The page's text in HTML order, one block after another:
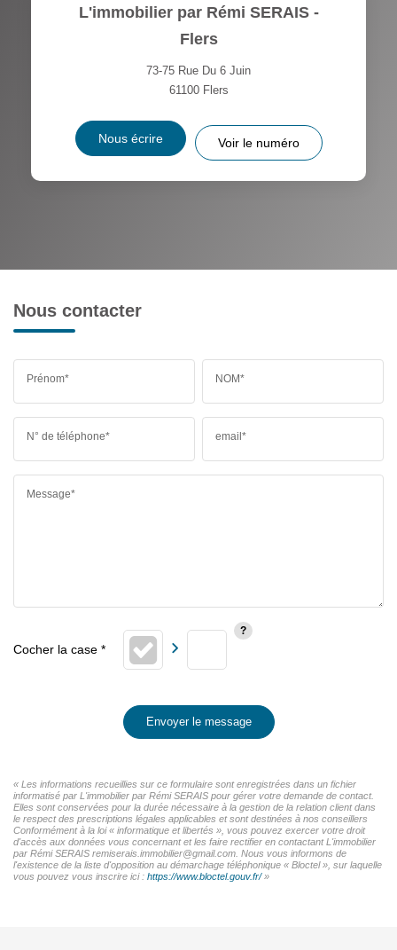
L'immobilier par Rémi SERAIS -
Flers
73-75 Rue Du 6 Juin
61100 Flers
Nous écrire Voir le numéro
Nous contacter
Prénom* NOM*
N° de téléphone* email*
Message*
Envoyer le message
« Les informations recueillies sur ce formulaire sont enregistrées dans un fichier
informatisé par L'immobilier par Rémi SERAIS pour gérer votre demande de contact.
Elles sont conservées pour la durée nécessaire à la gestion de la relation client dans
le respect des prescriptions légales applicables et sont destinées à nos conseillers
Conformément à la loi « informatique et libertés », vous pouvez exercer votre droit
d'accès aux données vous concernant et les faire rectifier en contactant L'immobilier
par Rémi SERAIS remiserais.immobilier@gmail.com. Nous vous informons de
l'existence de la liste d'opposition au démarchage téléphonique « Bloctel », sur laquelle
vous pouvez vous inscrire ici : https://www.bloctel.gouv.fr/»